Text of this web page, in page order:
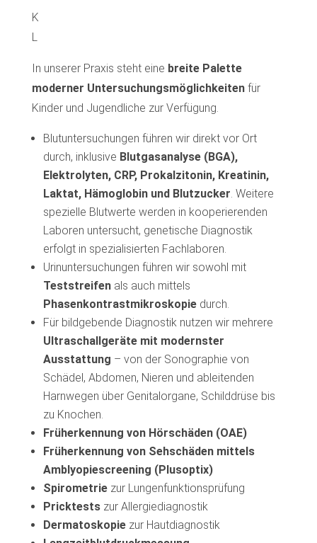
K
L
In unserer Praxis steht eine breite Palette
moderner Untersuchungsmöglichkeitenfür
Kinder und Jugendliche zur Verfügung.
Blutuntersuchungen führen wir direkt vor Ort
durch, inklusive Blutgasanalyse (BGA),
Elektrolyten, CRP, Prokalzitonin, Kreatinin,
Laktat, Hämoglobin und Blutzucker. Weitere
spezielle Blutwerte werden in kooperierenden
Laboren untersucht, genetische Diagnostik
erfolgt in spezialisierten Fachlaboren.
Urinuntersuchungen führen wir sowohl mit
Teststreifenals auch mittels
Phasenkontrastmikroskopiedurch.
Für bildgebende Diagnostik nutzen wir mehrere
Ultraschallgeräte mit modernster
Ausstattung – von der Sonographie von
Schädel, Abdomen, Nieren und ableitenden
Harnwegen über Genitalorgane, Schilddrüse bis
zu Knochen.
Früherkennung von Hörschäden (OAE)
Früherkennung von Sehschäden mittels
Amblyopiescreening (Plusoptix)
Spirometriezur Lungenfunktionsprüfung
Pricktestszur Allergiediagnostik
Dermatoskopiezur Hautdiagnostik